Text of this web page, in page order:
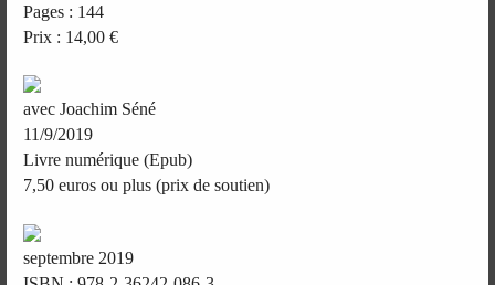
Pages : 144
Prix : 14,00 €
avec Joachim Séné
11/9/2019
Livre numérique (Epub)
7,50 euros ou plus (prix de soutien)
septembre 2019